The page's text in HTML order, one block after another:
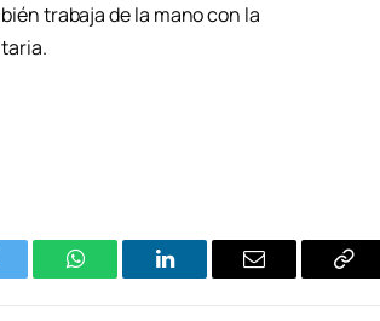
trabaja de la mano con la
WhatsAppLinkedIn Email